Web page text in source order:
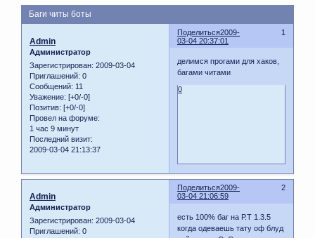
Баги читы боты
Поделиться 1
2009-
03-04 20:37:01
Admin
Администратор
Зарегистрирован: 2009-03-04
Приглашений: 0
Сообщений: 11
Уважение: [+0/-0]
Позитив: [+0/-0]
Провел на форуме:
1 час 9 минут
Последний визит:
2009-03-04 21:13:37
делимся прогами для хаков,
багами читами
0
Поделиться 2
2009-
03-04 21:06:59
Admin
Администратор
Зарегистрирован: 2009-03-04
Приглашений: 0
есть 100% баг на Р.Т 1.3.5
когда одеваешь тату оф блуд